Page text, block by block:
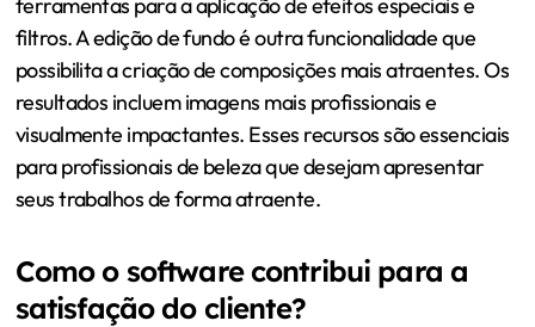
filtros. A edição de fundo é outra funcionalidade que
possibilita a criação de composições mais atraentes. Os
resultados incluem imagens mais profissionais e
visualmente impactantes. Esses recursos são essenciais
para profissionais de beleza que desejam apresentar
seus trabalhos de forma atraente.
Como o software contribui para a
satisfação do cliente?